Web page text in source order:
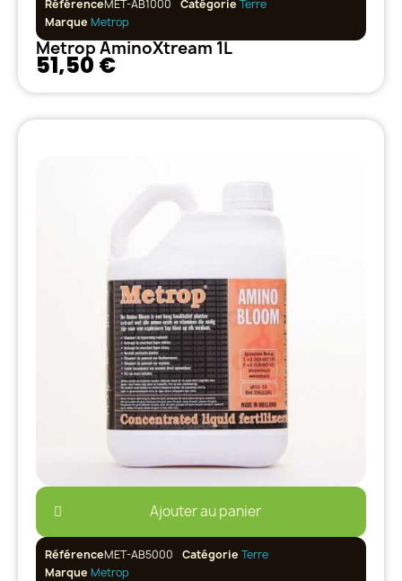
RéférenceMET-AB1000 Catégorie Terre
Marque Metrop
Metrop AminoXtream 1L
51,50 €
Ajouter au panier
RéférenceMET-AB5000 Catégorie Terre
Marque Metrop